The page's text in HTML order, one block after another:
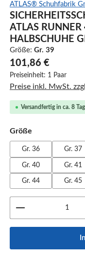
ATLAS® Schuhfabrik
ATLAS RUNNER
HALBSCHUHE
Größe: Gr. 39
101,86 €
Preiseinheit: 1 Paar
Preise inkl. MwSt.
Versandfertig in ca. 8
Größe
Gr. 36 Gr. 37
Gr. 40 Gr. 41
Gr. 44 Gr. 45
Produkt Anzahl: